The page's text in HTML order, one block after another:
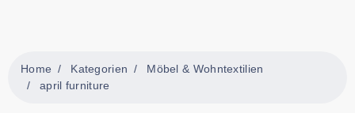
Home Kategorien
Möbel & Wohntextilien
april furniture